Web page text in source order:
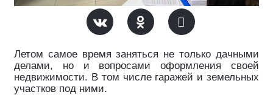
Летом самое время заняться не только дачными
делами, но и вопросами оформления своей
недвижимости. В том числе гаражей и земельных
участков под ними.